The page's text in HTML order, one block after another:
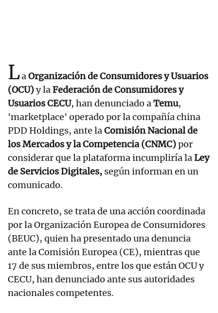
LaOrganización de Consumidores y Usuarios
(OCU)y laFederación de Consumidores y
Usuarios CECU, han denunciado aTemu,
'marketplace' operado por la compañía china
PDD Holdings, ante laComisión Nacional de
los Mercados y la Competencia (CNMC)por
considerar que la plataforma incumpliría laLey
de Servicios Digitales, según informan en un
comunicado.
En concreto, se trata de una acción coordinada
por la Organización Europea de Consumidores
(BEUC), quien ha presentado una denuncia
ante la Comisión Europea (CE), mientras que
17 de sus miembros, entre los que están OCU y
CECU, han denunciado ante sus autoridades
nacionales competentes.